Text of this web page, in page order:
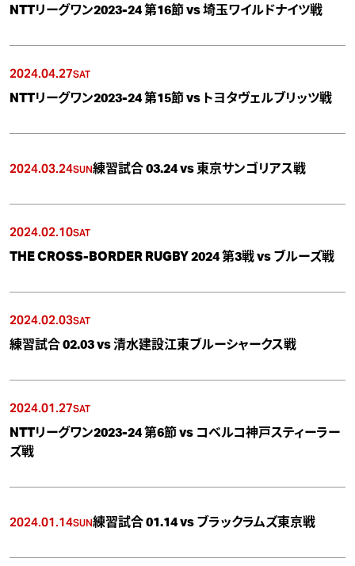
NTTリーグワン2023-24 第16節 vs 埼玉ワイルドナイツ戦
2024.04.27SAT
NTTリーグワン2023-24 第15節 vs トヨタヴェルブリッツ戦
2024.03.24SUN練習試合 03.24 vs 東京サンゴリアス戦
2024.02.10SAT
THE CROSS-BORDER RUGBY 2024 第3戦 vs ブルーズ戦
2024.02.03SAT
練習試合 02.03 vs 清水建設江東ブルーシャークス戦
2024.01.27SAT
NTTリーグワン2023-24 第6節 vs コベルコ神戸スティーラー
ズ戦
2024.01.14SUN練習試合 01.14 vs ブラックラムズ東京戦